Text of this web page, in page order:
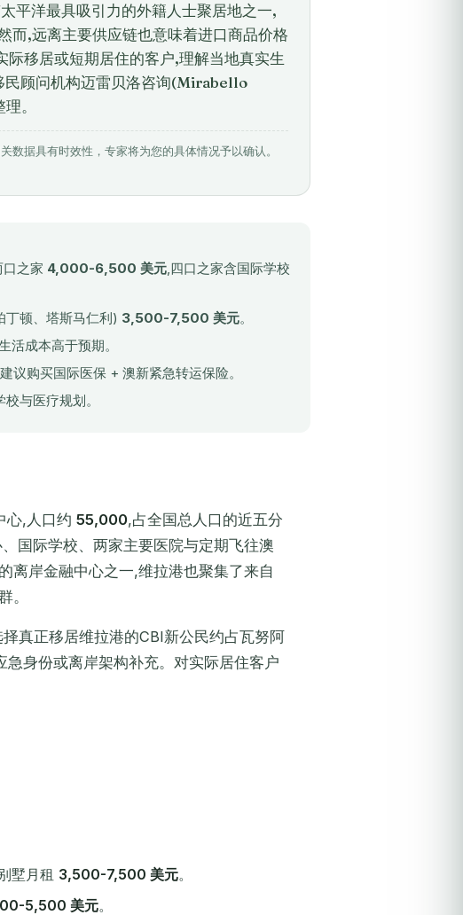
平洋最具吸引力的外籍人士聚居地之一,
而,远离主要供应链也意味着进口商品价格
移居或短期居住的客户,理解当地真实生
民顾问机构迈雷贝洛咨询(Mirabello
。
据具有时效性，专家将为您的具体情况予以确认。
口之家 4,000-6,500 美元,四口之家含国际学校
丁顿、塔斯马仁利) 3,500-7,500 美元。
活成本高于预期。
议购买国际医保 + 澳新紧急转运保险。
与医疗规划。
心,人口约 55,000,占全国总人口的近五分
国际学校、两家主要医院与定期飞往澳
离岸金融中心之一,维拉港也聚集了来自
。
真正移居维拉港的CBI新公民约占瓦努阿
身份或离岸架构补充。对实际居住客户
墅月租 3,500-7,500 美元。
5,500 美元。